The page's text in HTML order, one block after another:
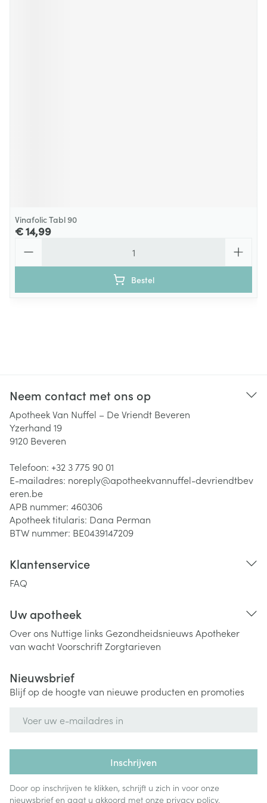
Vinafolic Tabl 90
€ 14,99
Bestel
Neem contact met ons op
Apotheek Van Nuffel – De Vriendt Beveren
Yzerhand 19
9120 Beveren
Telefoon: +32 3 775 90 01
E-mailadres: noreply@apotheekvannuffel-devriendtbev
eren.be
APB nummer: 460306
Apotheek titularis: Dana Perman
BTW nummer: BE0439147209
Klantenservice
FAQ
Uw apotheek
Over ons Nuttige links Gezondheidsnieuws Apotheker
van wachtVoorschriftZorgtarieven
Nieuwsbrief
Blijf op de hoogte van nieuwe producten en promoties
Inschrijven
Door op inschrijven te klikken, schrijft u zich in voor onze
nieuwsbrief en gaat u akkoord met onze privacy policy.